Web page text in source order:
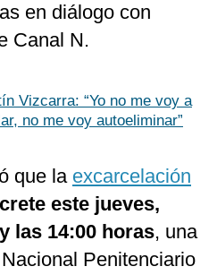
en diálogo con
Canal N.
Vizcarra: “Yo no me voy a
no me voy autoeliminar”
que la excarcelación
este jueves,
las 14:00 horas, una
Penitenciario